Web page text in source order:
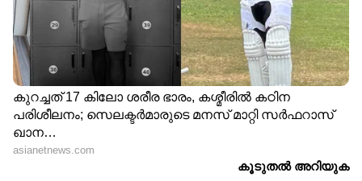
പോക്സോ കേസ്: അജി
കുഞ്ഞുങ്ങൾ,